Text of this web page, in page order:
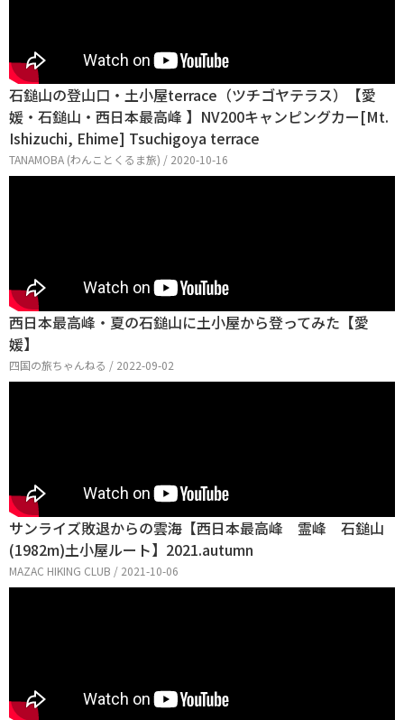
石鎚山の登山口・土小屋terrace（ツチゴヤテラス）【愛
媛・石鎚山・西日本最高峰 】NV200キャンピングカー[Mt.
Ishizuchi, Ehime] Tsuchigoya terrace
TANAMOBA (わんことくるま旅) / 2020-10-16
西日本最高峰・夏の石鎚山に土小屋から登ってみた【愛
媛】
四国の旅ちゃんねる / 2022-09-02
サンライズ敗退からの雲海【西日本最高峰 霊峰 石鎚山
(1982m)土小屋ルート】2021.autumn
MAZAC HIKING CLUB / 2021-10-06